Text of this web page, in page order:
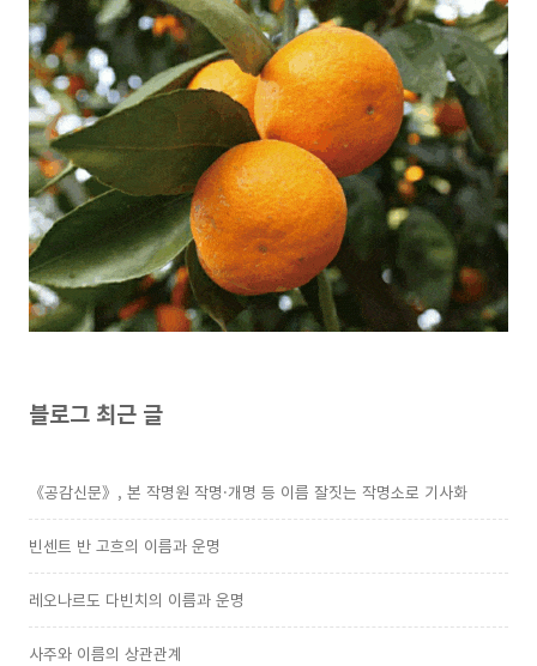
블로그 최근 글
《공감신문》, 본 작명원 작명·개명 등 이름 잘짓는 작명소로 기사화
빈센트 반 고흐의 이름과 운명
레오나르도 다빈치의 이름과 운명
사주와 이름의 상관관계